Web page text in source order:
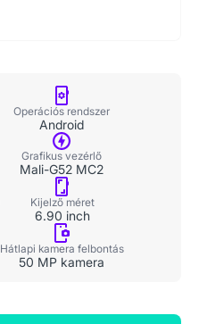
Operációs rendszer
Android
Grafikus vezérlő
Mali-G52 MC2
Kijelző méret
6.90 inch
Hátlapi kamera felbontás
50 MP kamera